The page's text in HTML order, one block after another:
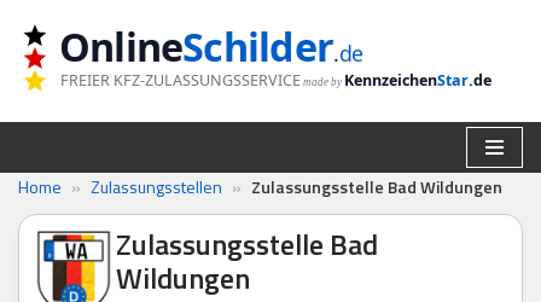
Zum
Inhalt
springen
OnlineSchilder.de
FREIER KFZ-ZULASSUNGSSERVICE made by KennzeichenStar.de
Home » Zulassungsstellen » Zulassungsstelle Bad Wildungen
Zulassungsstelle Bad
Wildungen